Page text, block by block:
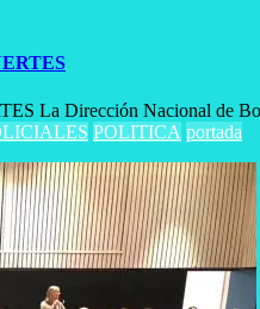
La Dirección Nacional de
POLITICA portada